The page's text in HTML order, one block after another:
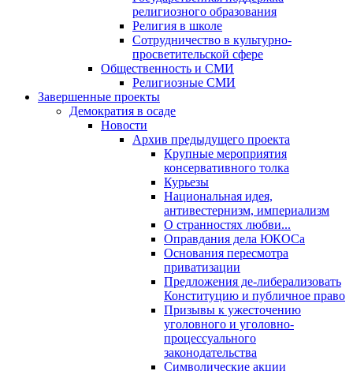
религиозного образования
Религия в школе
Сотрудничество в культурно-
просветительской сфере
Общественность и СМИ
Религиозные СМИ
Завершенные проекты
Демократия в осаде
Новости
Архив предыдущего проекта
Крупные мероприятия
консервативного толка
Курьезы
Национальная идея,
антивестернизм, империализм
О странностях любви...
Оправдания дела ЮКОСа
Основания пересмотра
приватизации
Предложения де-либерализовать
Конституцию и публичное право
Призывы к ужесточению
уголовного и уголовно-
процессуального
законодательства
Символические акции